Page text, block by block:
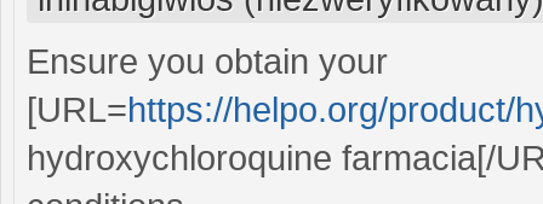
Ensure you obtain your
[URL=https://helpo.org/product/
hydroxychloroquine farmacia[/